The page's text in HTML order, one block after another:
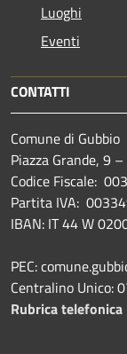
Luoghi
Eventi
CONTATTI
Comune di Gubbio
Piazza Grande, 9
Codice Fiscale:
Partita IVA:
IBAN: IT 44 W
PEC:
Centralino Unico:
Rubrica telefonica